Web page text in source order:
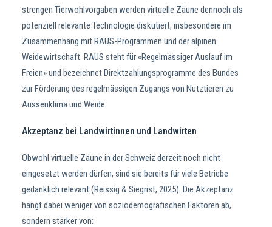
strengen Tierwohlvorgaben werden virtuelle Zäune dennoch als
potenziell relevante Technologie diskutiert, insbesondere im
Zusammenhang mit RAUS-Programmen und der alpinen
Weidewirtschaft. RAUS steht für «Regelmässiger Auslauf im
Freien» und bezeichnet Direktzahlungsprogramme des Bundes
zur Förderung des regelmässigen Zugangs von Nutztieren zu
Aussenklima und Weide.
Akzeptanz bei Landwirtinnen und Landwirten
Obwohl virtuelle Zäune in der Schweiz derzeit noch nicht
eingesetzt werden dürfen, sind sie bereits für viele Betriebe
gedanklich relevant (Reissig & Siegrist, 2025). Die Akzeptanz
hängt dabei weniger von soziodemografischen Faktoren ab,
sondern stärker von: